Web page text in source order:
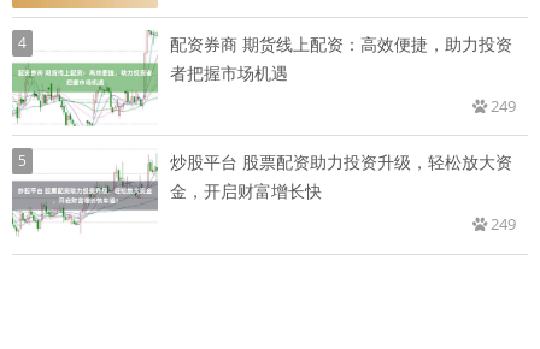
4
配资券商 期货线上配资：高效便捷，助力投资
者把握市场机遇
249
5
炒股平台 股票配资助力投资升级，轻松放大资
金，开启财富增长快
249